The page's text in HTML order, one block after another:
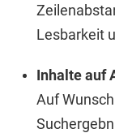
Lesbarkeit
Inhalte auf
Auf